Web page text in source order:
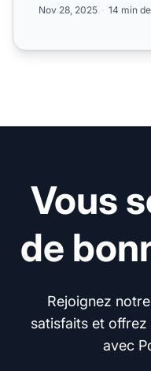
Nov 28, 2025 14 min
Vous
de
Rejoignez
satisfaits et
avec